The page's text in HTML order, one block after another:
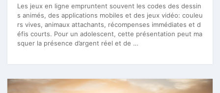
Les jeux en ligne empruntent souvent les codes des dessin
s animés, des applications mobiles et des jeux vidéo: couleu
rs vives, animaux attachants, récompenses immédiates et d
éfis courts. Pour un adolescent, cette présentation peut ma
squer la présence d’argent réel et de …